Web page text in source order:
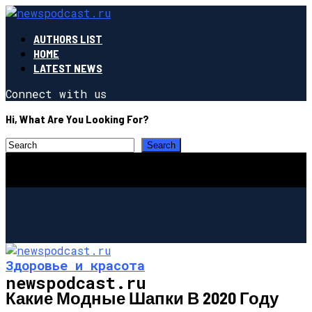
AUTHORS LIST
HOME
LATEST NEWS
Connect with us
Hi, What Are You Looking For?
newspodcast.ru
Здоровье и красота
Какие Модные Шапки В 2020 Году